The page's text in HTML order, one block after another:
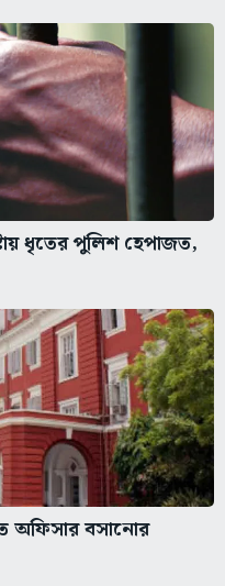
ধৃতের পুলিশ হেপাজত,
অফিসার বসানোর